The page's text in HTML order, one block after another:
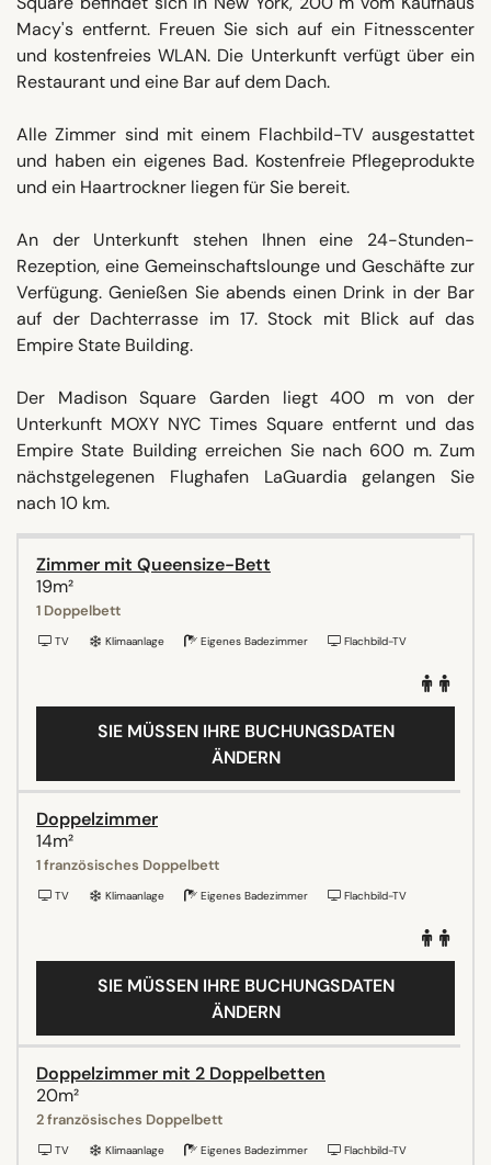
Macy's entfernt. Freuen Sie sich auf ein Fitnesscenter
und kostenfreies WLAN. Die Unterkunft verfügt über ein
Restaurant und eine Bar auf dem Dach.
Alle Zimmer sind mit einem Flachbild-TV ausgestattet
und haben ein eigenes Bad. Kostenfreie Pflegeprodukte
und ein Haartrockner liegen für Sie bereit.
An der Unterkunft stehen Ihnen eine 24-Stunden-
Rezeption, eine Gemeinschaftslounge und Geschäfte zur
Verfügung. Genießen Sie abends einen Drink in der Bar
auf der Dachterrasse im 17. Stock mit Blick auf das
Empire State Building.
Der Madison Square Garden liegt 400 m von der
Unterkunft MOXY NYC Times Square entfernt und das
Empire State Building erreichen Sie nach 600 m. Zum
nächstgelegenen Flughafen LaGuardia gelangen Sie
nach 10 km.
Zimmer mit Queensize-Bett
19m²
1 Doppelbett
TV Klimaanlage Eigenes Badezimmer Flachbild-TV
SIE MÜSSEN IHRE BUCHUNGSDATEN
ÄNDERN
Doppelzimmer
14m²
1 französisches Doppelbett
TV Klimaanlage Eigenes Badezimmer Flachbild-TV
SIE MÜSSEN IHRE BUCHUNGSDATEN
ÄNDERN
Doppelzimmer mit 2 Doppelbetten
20m²
2 französisches Doppelbett
TV Klimaanlage Eigenes Badezimmer Flachbild-TV